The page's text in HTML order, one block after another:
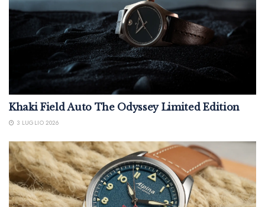
Khaki Field Auto The Odyssey Limited Edition
3 LUGLIO 2026